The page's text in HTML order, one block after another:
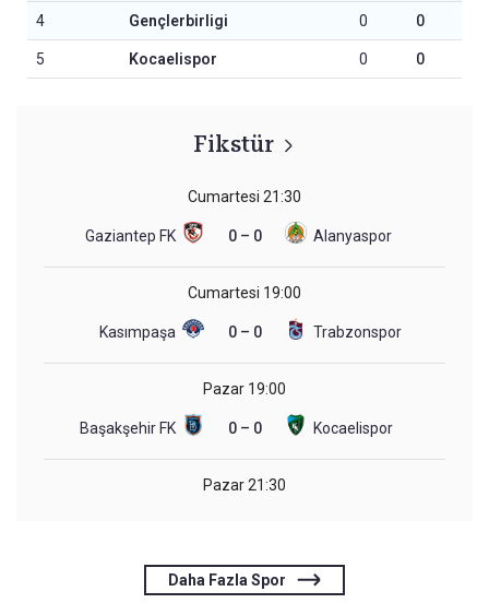
4 Gençlerbirligi 0 0
5 Kocaelispor 0 0
Fikstür
Cumartesi 21:30
Gaziantep FK 0 – 0 Alanyaspor
Cumartesi 19:00
Kasımpaşa 0 – 0 Trabzonspor
Pazar 19:00
Başakşehir FK 0 – 0 Kocaelispor
Pazar21:30
Daha Fazla Spor